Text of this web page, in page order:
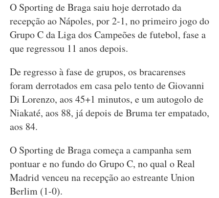
O Sporting de Braga saiu hoje derrotado da
recepção ao Nápoles, por 2-1, no primeiro jogo do
Grupo C da Liga dos Campeões de futebol, fase a
que regressou 11 anos depois.
De regresso à fase de grupos, os bracarenses
foram derrotados em casa pelo tento de Giovanni
Di Lorenzo, aos 45+1 minutos, e um autogolo de
Niakaté, aos 88, já depois de Bruma ter empatado,
aos 84.
O Sporting de Braga começa a campanha sem
pontuar e no fundo do Grupo C, no qual o Real
Madrid venceu na recepção ao estreante Union
Berlim (1-0).